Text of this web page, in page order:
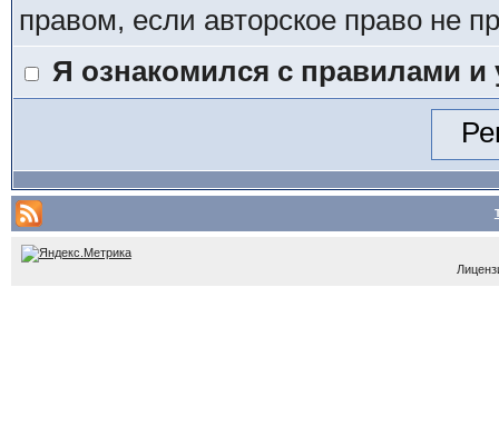
правом, если авторское право не
Я ознакомился с правилами